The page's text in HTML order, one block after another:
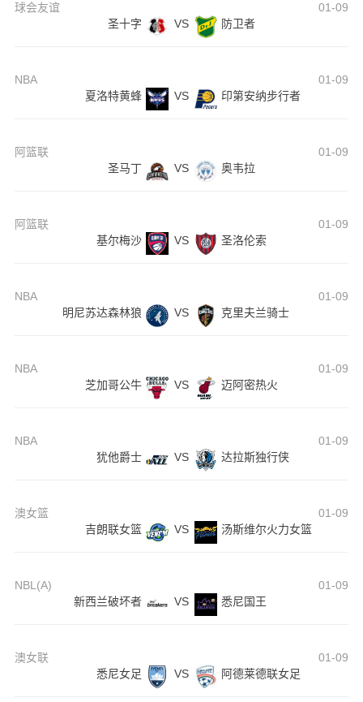
球会友谊
01-09
圣十字
VS 防卫者
NBA
01-09
夏洛特黄蜂
VS 印第安纳步行者
阿篮联
01-09
圣马丁
VS 奥韦拉
阿篮联
01-09
基尔梅沙
VS 圣洛伦索
NBA
01-09
明尼苏达森林狼
VS 克里夫兰骑士
NBA
01-09
芝加哥公牛
VS 迈阿密热火
NBA
01-09
犹他爵士
VS 达拉斯独行侠
澳女篮
01-09
吉朗联女篮
VS 汤斯维尔火力女篮
NBL(A)
01-09
新西兰破坏者
VS 悉尼国王
澳女联
01-09
悉尼女足
VS 阿德莱德联女足